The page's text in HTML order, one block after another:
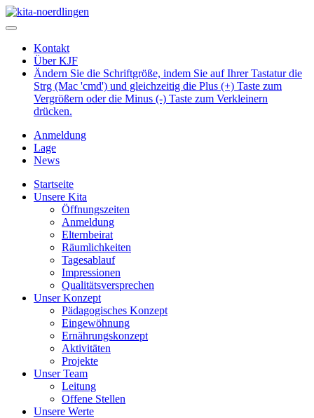
Kontakt
Über KJF
Ändern Sie die Schriftgröße, indem Sie auf Ihrer Tastatur die
Strg (Mac 'cmd') und gleichzeitig die Plus (+) Taste zum
Vergrößern oder die Minus (-) Taste zum Verkleinern
drücken.
Anmeldung
Lage
News
Startseite
Unsere Kita
Öffnungszeiten
Anmeldung
Elternbeirat
Räumlichkeiten
Tagesablauf
Impressionen
Qualitätsversprechen
Unser Konzept
Pädagogisches Konzept
Eingewöhnung
Ernährungskonzept
Aktivitäten
Projekte
Unser Team
Leitung
Offene Stellen
Unsere Werte